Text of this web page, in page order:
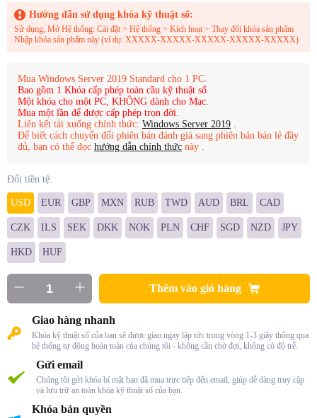
Hướng dẫn sử dụng khóa kỹ thuật số:
Sử dụng, Mở Hệ thống: Cài đặt > Hệ thống > Kích hoạt > Thay đổi khóa sản phẩm
Nhập khóa sản phẩm này (ví dụ: XXXXX-XXXXX-XXXXX-XXXXX-XXXXX)
Mua Windows Server 2019 Standard cho 1 PC.
Bao gồm 1 Khóa cấp phép toàn cầu kỹ thuật số.
Một khóa cho một PC, KHÔNG dành cho Mac.
Mua một lần để được cấp phép trọn đời.
Liên kết tải xuống chính thức: Windows Server 2019 .
Để biết cách chuyển đổi phiên bản đánh giá sang phiên bản bán lẻ đầy
đủ, bạn có thể đọc hướng dẫn chính thức này .
Đổi tiền tệ:
USD EUR GBP MXN RUB TWD AUD BRL CAD
CZK ILS SEK DKK NOK PLN CHF SGD NZD JPY
HKD HUF
Thêm vào giỏ hàng
Giao hàng nhanh
Khóa kỹ thuật số của bạn sẽ được giao ngay lập tức trong vòng 1-3 giây thông qua
hệ thống tự động hoàn toàn của chúng tôi - không cần chờ đợi, không có độ trễ.
Gửi email
Chúng tôi gửi khóa bí mật bạn đã mua trực tiếp đến email, giúp dễ dàng truy cập
và lưu trữ an toàn khóa kỹ thuật số của bạn.
Khóa bản quyền